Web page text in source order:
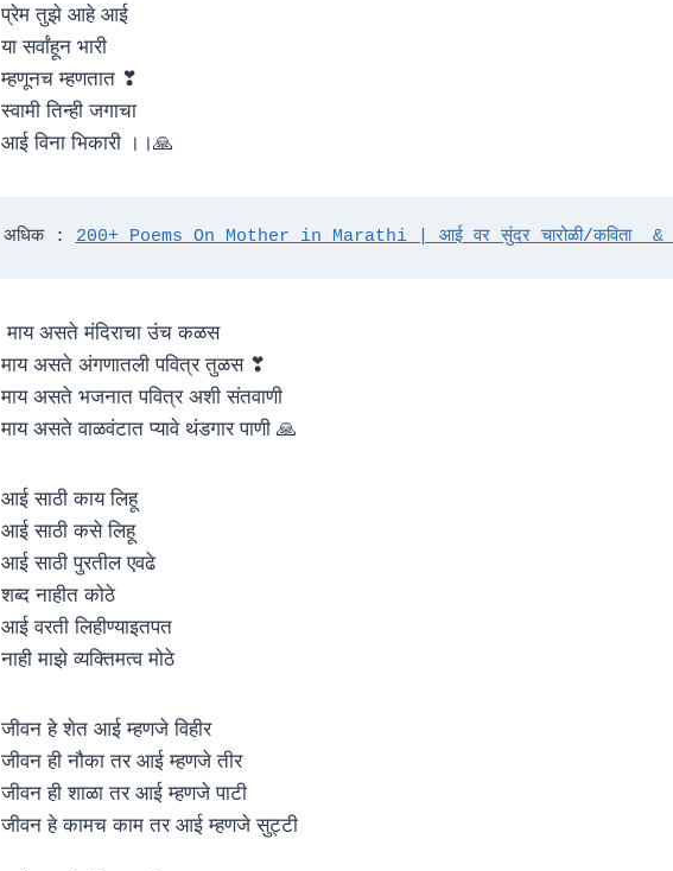
प्रेम तुझे आहे आई
या सर्वांहून भारी
म्हणूनच म्हणतात ❣
स्वामी तिन्ही जगाचा
आई विना भिकारी ।।🙏
अधिक : 200+ Poems On Mother in Marathi | आई वर सुंदर चारोळी/कविता  &
माय असते मंदिराचा उंच कळस
माय असते अंगणातली पवित्र तुळस ❣
माय असते भजनात पवित्र अशी संतवाणी
माय असते वाळवंटात प्यावे थंडगार पाणी 🙏
आई साठी काय लिहू
आई साठी कसे लिहू
आई साठी पुरतील एवढे
शब्द नाहीत कोठे
आई वरती लिहीण्याइतपत
नाही माझे व्यक्तिमत्व मोठे
जीवन हे शेत आई म्हणजे विहीर
जीवन ही नौका तर आई म्हणजे तीर
जीवन ही शाळा तर आई म्हणजे पाटी
जीवन हे कामच काम तर आई म्हणजे सुट्टी